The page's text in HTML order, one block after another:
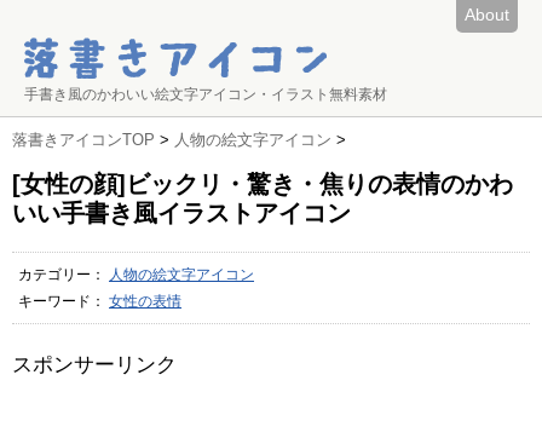
About
手書き風のかわいい絵文字アイコン・イラスト無料素材
落書きアイコンTOP > 人物の絵文字アイコン >
[女性の顔]ビックリ・驚き・焦りの表情のかわ
いい手書き風イラストアイコン
カテゴリー：
人物の絵文字アイコン
キーワード： 女性の表情
スポンサーリンク